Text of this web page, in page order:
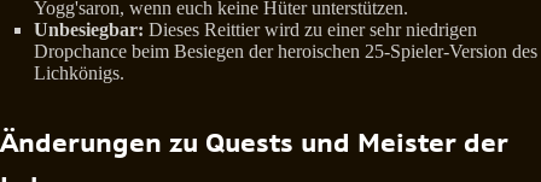
Yogg'saron, wenn euch keine Hüter unterstützen.
Unbesiegbar: Dieses Reittier wird zu einer sehr niedrigen
Dropchance beim Besiegen der heroischen 25-Spieler-Version des
Lichkönigs.
Änderungen zu Quests und Meister der